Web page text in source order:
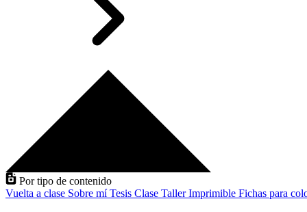
Por tipo de contenido
Vuelta a clase Sobre míTesis Clase TallerImprimible Fichas para